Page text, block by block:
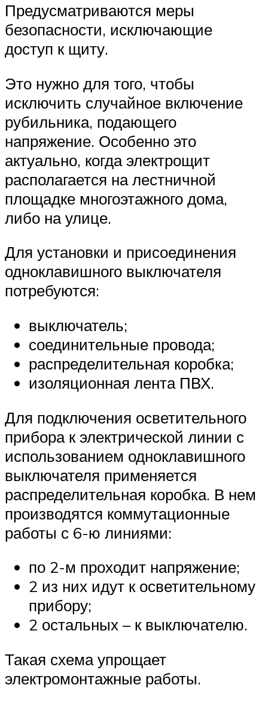
Предусматриваются меры
безопасности, исключающие
доступ к щиту.
Это нужно для того, чтобы
исключить случайное включение
рубильника, подающего
напряжение. Особенно это
актуально, когда электрощит
располагается на лестничной
площадке многоэтажного дома,
либо на улице.
Для установки и присоединения
одноклавишного выключателя
потребуются:
выключатель;
соединительные провода;
распределительная коробка;
изоляционная лента ПВХ.
Для подключения осветительного
прибора к электрической линии с
использованием одноклавишного
выключателя применяется
распределительная коробка. В нем
производятся коммутационные
работы с 6-ю линиями:
по 2-м проходит напряжение;
2 из них идут к осветительному
прибору;
2 остальных – к выключателю.
Такая схема упрощает
электромонтажные работы.